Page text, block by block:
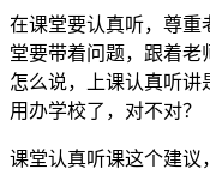
在课堂要认真听，尊重
堂要带着问题，跟着老
怎么说，上课认真听
用办学校了，对不对？
课堂认真听课这个建议